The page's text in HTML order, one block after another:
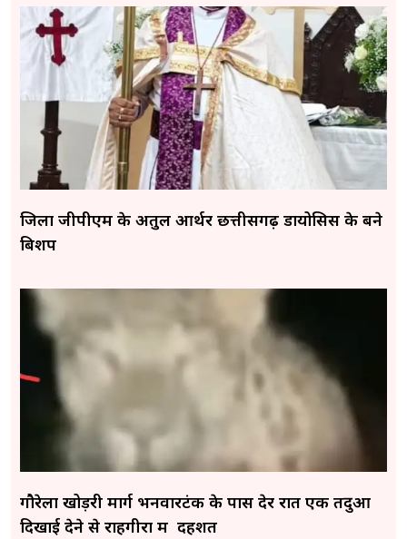
जिला जीपीएम के अतुल आर्थर छत्तीसगढ़ डायोसिस के बने
बिशप
गौरेला खोड़री मार्ग भनवारटंक के पास देर रात एक तेंदुआ
दिखाई देने से राहगीरों में दहशत